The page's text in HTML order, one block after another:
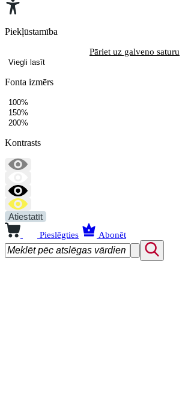
Piekļūstamība
Pāriet uz galveno saturu
Viegli lasīt
Fonta izmērs
100%
150%
200%
Kontrasts
Atiestatīt
Pieslēgties Abonēt